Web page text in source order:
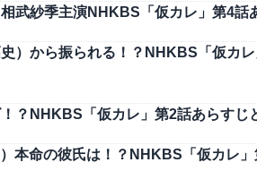
武紗季主演NHKBS「仮カレ」第4話
）から振られる！？NHKBS「仮カ
？NHKBS「仮カレ」第2話あらすじ
本命の彼氏は！？NHKBS「仮カレ